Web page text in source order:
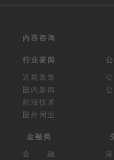
内容咨询
行业要闻
近期政策
国内新闻
前沿技术
国外同业
金融类
金 融